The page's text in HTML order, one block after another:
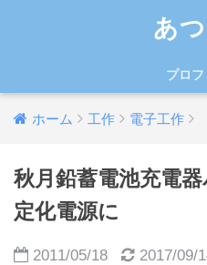
あ
プロ
ホーム 工作 電子工作
秋月鉛蓄電池充電
定化電源に
2011/05/18 2017/09/